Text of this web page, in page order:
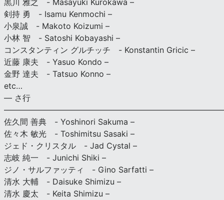
黒川 雅之 - Masayuki Kurokawa –
剣持 勇 - Isamu Kenmochi –
小泉誠 - Makoto Koizumi –
小林 智 - Satoshi Kobayashi –
コンスタンティン グルチッチ - Konstantin Gricic –
近藤 康夫 - Yasuo Kondo –
金野 達夫 - Tatsuo Konno –
etc…
— さ行
佐久間 善典 - Yoshinori Sakuma –
佐々木 敏光 - Toshimitsu Sasaki –
ジェド・クリスタル - Jad Cystal –
志岐 純一 - Junichi Shiki –
ジノ・サルファッティ - Gino Sarfatti –
清水 大輔 - Daisuke Shimizu –
清水 慶太 - Keita Shimizu –